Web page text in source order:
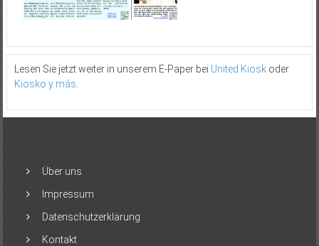
Lesen Sie jetzt weiter in unserem E-Paper bei United Kioskoder
Kiosko y más.
Über uns
Impressum
Datenschutzerklärung
Kontakt